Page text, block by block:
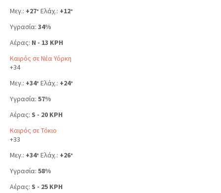
Μεγ.: +27° Ελάχ.: +12°
Υγρασία: 34%
Αέρας: N - 13 KPH
Καιρός σε Νέα Υόρκη
+34
Μεγ.: +34° Ελάχ.: +24°
Υγρασία: 57%
Αέρας: S - 20 KPH
Καιρός σε Τόκιο
+33
Μεγ.: +34° Ελάχ.: +26°
Υγρασία: 58%
Αέρας: S - 25 KPH